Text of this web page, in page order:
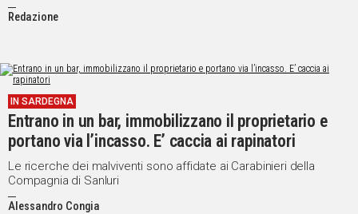
Redazione
IN SARDEGNA
Entrano in un bar, immobilizzano il proprietario e
portano via l’incasso. E’ caccia ai rapinatori
Le ricerche dei malviventi sono affidate ai Carabinieri della
Compagnia di Sanluri
Alessandro Congia